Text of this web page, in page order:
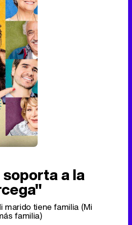
a la
marido tiene familia (Mi
familia)